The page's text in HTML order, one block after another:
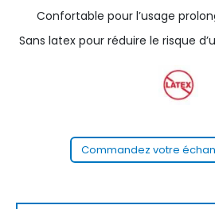
Confortable pour l’usage
Sans latex pour réduire le risque
Commandez votre